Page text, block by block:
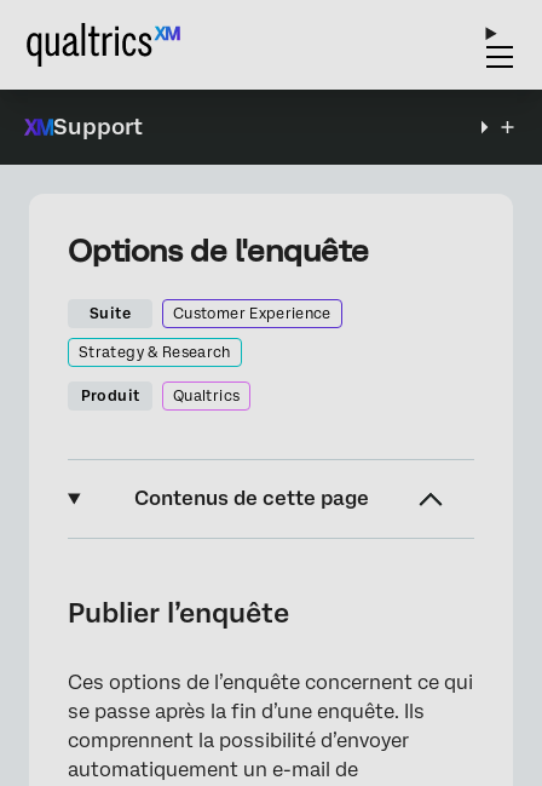
Support
Options de l'enquête
Suite Customer Experience
Strategy & Research
Produit Qualtrics
Contenus de cette page
Envoyer un e-mail de remerciement
Manager les déclencheurs d’e-mail
Gestion des flux de travail de la Liste de
contacts
Publier l’enquête
Ces options de l’enquête concernent ce qui
se passe après la fin d’une enquête. Ils
comprennent la possibilité d’envoyer
automatiquement un e-mail de